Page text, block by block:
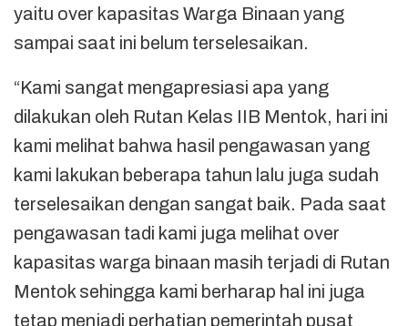
yaitu over kapasitas Warga Binaan yang
sampai saat ini belum terselesaikan.
“Kami sangat mengapresiasi apa yang
dilakukan oleh Rutan Kelas IIB Mentok, hari ini
kami melihat bahwa hasil pengawasan yang
kami lakukan beberapa tahun lalu juga sudah
terselesaikan dengan sangat baik. Pada saat
pengawasan tadi kami juga melihat over
kapasitas warga binaan masih terjadi di Rutan
Mentok sehingga kami berharap hal ini juga
tetap menjadi perhatian pemerintah pusat